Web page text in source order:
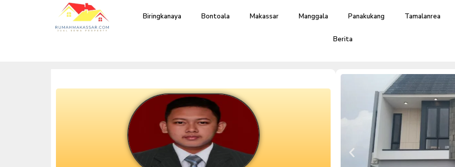
Biringkanaya Bontoala Makassar Manggala Panakukang Tamalanrea
Berita